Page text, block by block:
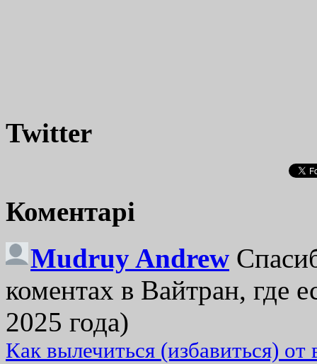
Twitter
Коментарі
Mudruy Andrew
коментах в Вайтран, где
2025 года)
Как вылечиться (избавиться)